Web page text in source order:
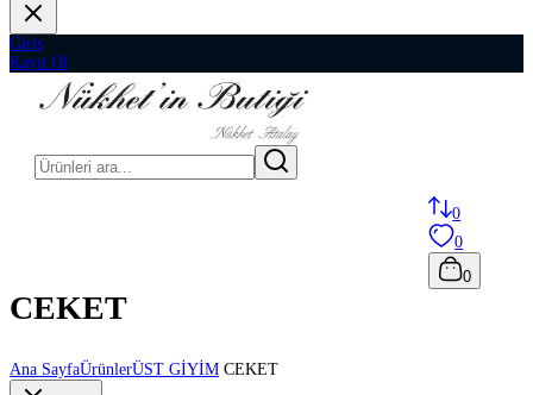
Giriş
Kayıt Ol
0
0
0
CEKET
Ana SayfaÜrünlerÜST GİYİM CEKET